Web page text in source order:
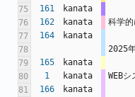
75
161
kanata
76
162 kanata
科学
77
164
kanata
78
2025
79
165
kanata
80
1 kanata
WEB
81
166 kanata